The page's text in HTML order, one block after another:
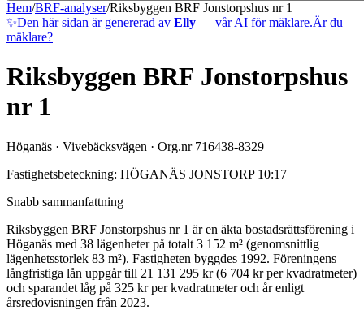
Hem/BRF-analyser/Riksbyggen BRF Jonstorpshus nr 1
✨Den här sidan är genererad av Elly — vår AI för mäklare.Är du
mäklare?
Riksbyggen BRF Jonstorpshus
nr 1
Höganäs · Vivebäcksvägen · Org.nr 716438-8329
Fastighetsbeteckning: HÖGANÄS JONSTORP 10:17
Snabb sammanfattning
Riksbyggen BRF Jonstorpshus nr 1 är en äkta bostadsrättsförening i
Höganäs med 38 lägenheter på totalt 3 152 m² (genomsnittlig
lägenhetsstorlek 83 m²). Fastigheten byggdes 1992. Föreningens
långfristiga lån uppgår till 21 131 295 kr (6 704 kr per kvadratmeter)
och sparandet låg på 325 kr per kvadratmeter och år enligt
årsredovisningen från 2023.